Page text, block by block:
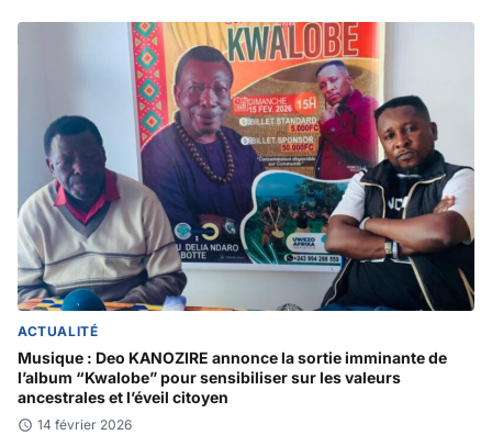
ACTUALITÉ
Musique : Deo KANOZIRE annonce la sortie imminante de
l’album “Kwalobe” pour sensibiliser sur les valeurs
ancestrales et l’éveil citoyen
14 février 2026